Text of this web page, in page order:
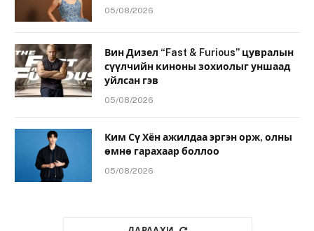
05/08/2026
Вин Дизел “Fast & Furious” цувралын
сүүлчийн киноны зохиолыг уншаад
уйлсан гэв
05/08/2026
Ким Сү Хён ажилдаа эргэн орж, олны
өмнө гарахаар боллоо
05/08/2026